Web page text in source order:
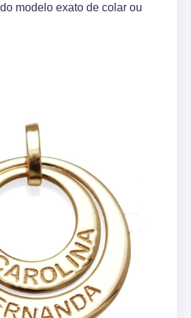
modelo exato de colar ou